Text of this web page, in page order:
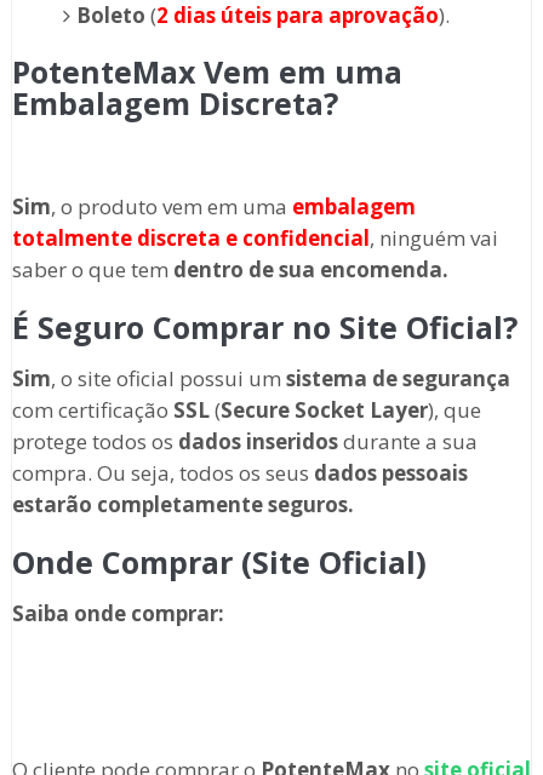
Boleto (2 dias úteis para aprovação).
PotenteMax Vem em uma
Embalagem Discreta?
Sim, o produto vem em uma embalagem
totalmente discreta e confidencial, ninguém vai
saber o que tem dentro de sua encomenda.
É Seguro Comprar no Site Oficial?
Sim, o site oficial possui um sistema de segurança
com certificação SSL(Secure Socket Layer), que
protege todos os dados inseridosdurante a sua
compra. Ou seja, todos os seus dados pessoais
estarão completamente seguros.
Onde Comprar (Site Oficial)
Saiba onde comprar: